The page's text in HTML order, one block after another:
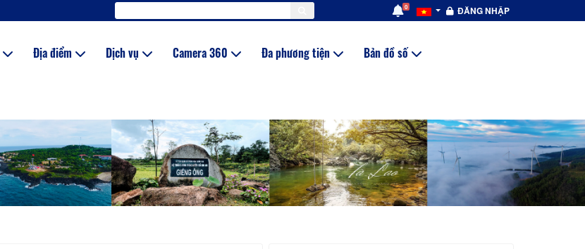
0 ĐĂNG NHẬP
Địa điểm Dịch vụ Camera 360 Đa phương tiện Bản đồ số